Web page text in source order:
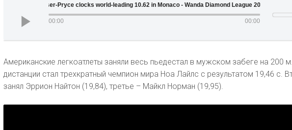
Shelly-Ann Fraser-Pryce clocks world-leading 10.62 in Monaco - Wanda Diamond League 2022
00:00 00:00
Американские легкоатлеты заняли весь пьедестал в мужском забеге на 200
дистанции стал трехкратный чемпион мира Ноа Лайлс с результатом 19,46 с.
занял Эррион Найтон (19,84), третье – Майкл Норман (19,95).